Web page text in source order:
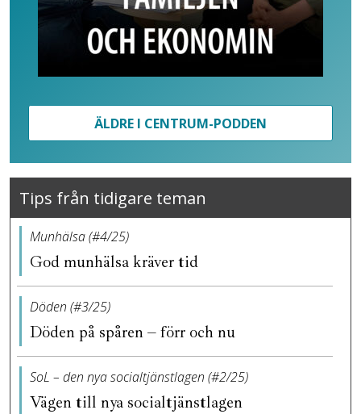
ÄLDRE I CENTRUM-PODDEN
Tips från tidigare teman
Munhälsa (#4/25)
God munhälsa kräver tid
Döden (#3/25)
Döden på spåren – förr och nu
SoL – den nya socialtjänstlagen (#2/25)
Vägen till nya socialtjänstlagen